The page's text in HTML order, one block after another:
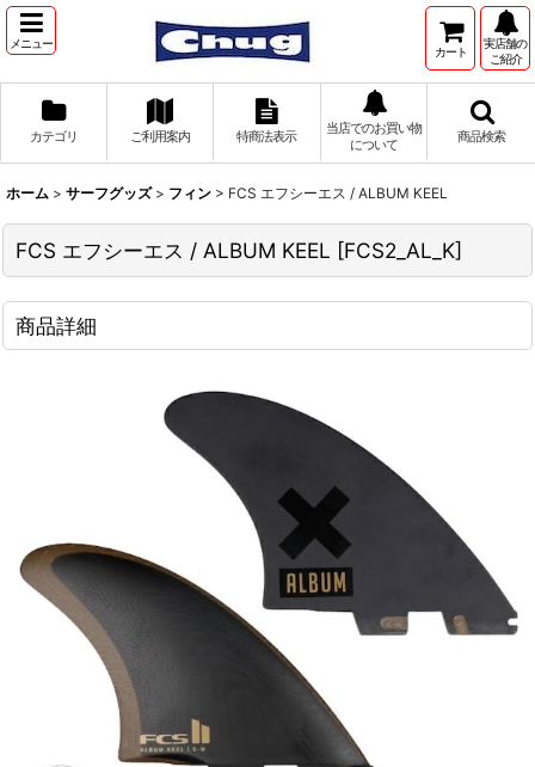
メニュー
カート
実店舗の
ご紹介
カテゴリ ご利用案内 特商法表示
当店でのお買い物
について
商品検索
ホーム > サーフグッズ > フィン > FCS エフシーエス / ALBUM KEEL
FCS エフシーエス / ALBUM KEEL [FCS2_AL_K]
商品詳細